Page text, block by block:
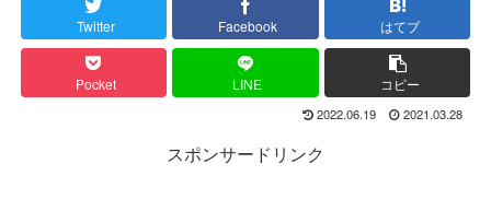
Twitter Facebook はてブ
Pocket LINE コピー
2022.06.19 2021.03.28
スポンサードリンク